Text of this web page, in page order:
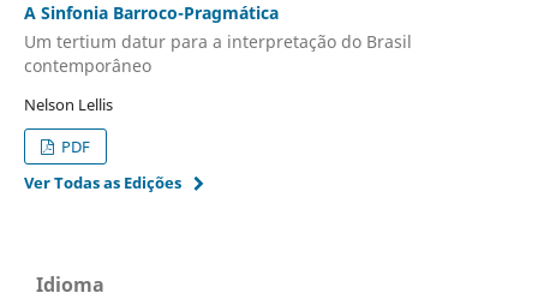
A Sinfonia Barroco-Pragmática
Um tertium datur para a interpretação do Brasil
contemporâneo
Nelson Lellis
PDF
Ver Todas as Edições
Idioma